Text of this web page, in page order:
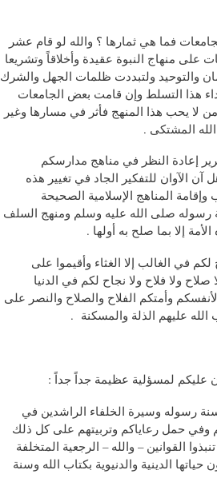
فما هي ثمارها ؟ والله لو قام عشر
على منهاج النبوة عقيدة وأخلاقاً وتشريعا
والتوحيد ولتبددت ظلمات الجهل والشرك
هذا التسلط وإن قامت بعض الجامعات
لا يحب هذا المنهج فأثر في مسارها وغير
المشتكى .
إعادة النظر في مناهج مدارسكم
آن الآوان للتفكير الجاد في تغيير هذه
المناهج الإسلامية الصحيحة
رسوله صلى الله عليه وسلم ومنهج السلف
إلا بما صلح به أولها .
لكم في الغالب إلا الغثاء وأقيموا على
صلاح ولا فلاح ولا نجاح لكم في الدنيا
وأمتكم الفلاح والصلاح والنصر على
عليهم الذلة والمسكنة .
عليكم لمسؤلية عظيمة جداً جداً :
رسوله وسيرة الخلفاء الراشدين في
وفي حمل رعاياكم وتربيتهم على كل ذلك
القوانين – والله – الرجعية المتخلفة
الدينية والدنيوية بكتاب الله وسنة